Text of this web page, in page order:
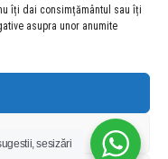
îți dai consimțământul sau îți
asupra unor anumite
g
a
Acces, care oferă
de a consulta site-ul
GRIGORESCU” MEDGIDIA
sesizări